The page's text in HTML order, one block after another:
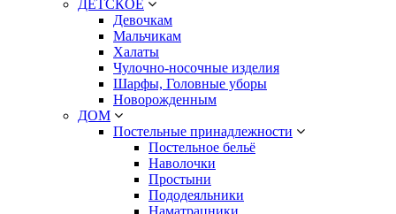
ДЕТСКОЕ
Девочкам
Мальчикам
Халаты
Чулочно-носочные изделия
Шарфы, Головные уборы
Новорожденным
ДОМ
Постельные принадлежности
Постельное бельё
Наволочки
Простыни
Пододеяльники
Наматрацники